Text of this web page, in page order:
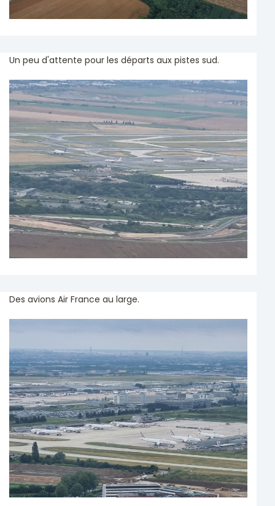
Un peu d'attente pour les départs aux pistes sud.
Des avions Air France au large.